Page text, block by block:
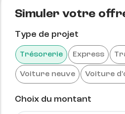
Simuler votre
Type de projet
Trésorerie Express
Voiture neuve Voiture
Choix du montant